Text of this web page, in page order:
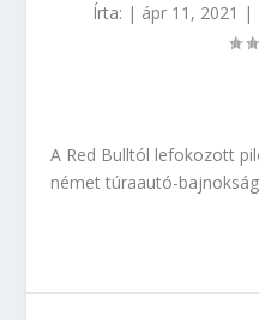
Írta: | ápr 11, 2021 |
A Red Bulltól lefokozott
német túraautó-